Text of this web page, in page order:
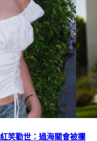
笑勸世：過海關會被攔